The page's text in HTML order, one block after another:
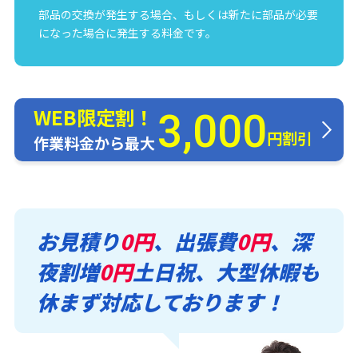
部品の交換が発生する場合、もしくは新たに部品が必要
になった場合に発生する料金です。
WEB限定割！
作業料金から最大3,000円割引
お見積り0円、出張費0円、深
夜割増0円土日祝、大型休暇も
休まず対応しております！